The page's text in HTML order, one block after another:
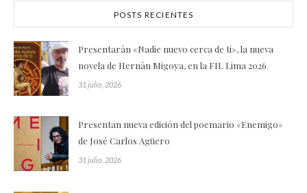
POSTS RECIENTES
Presentarán «Nadie nuevo cerca de ti», la nueva
novela de Hernán Migoya, en la FIL Lima 2026
31 julio, 2026
Presentan nueva edición del poemario «Enemigo»
de José Carlos Agüero
31 julio, 2026